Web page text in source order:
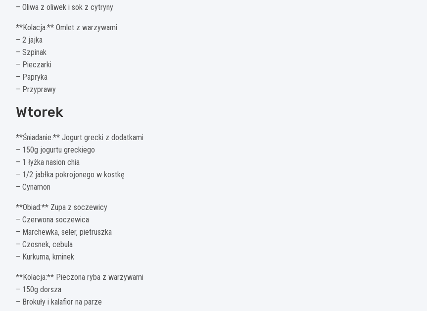
– Oliwa z oliwek i sok z cytryny
**Kolacja:** Omlet z warzywami
– 2 jajka
– Szpinak
– Pieczarki
– Papryka
– Przyprawy
Wtorek
**Śniadanie:** Jogurt grecki z dodatkami
– 150g jogurtu greckiego
– 1 łyżka nasion chia
– 1/2 jabłka pokrojonego w kostkę
– Cynamon
**Obiad:** Zupa z soczewicy
– Czerwona soczewica
– Marchewka, seler, pietruszka
– Czosnek, cebula
– Kurkuma, kminek
**Kolacja:** Pieczona ryba z warzywami
– 150g dorsza
– Brokuły i kalafior na parze